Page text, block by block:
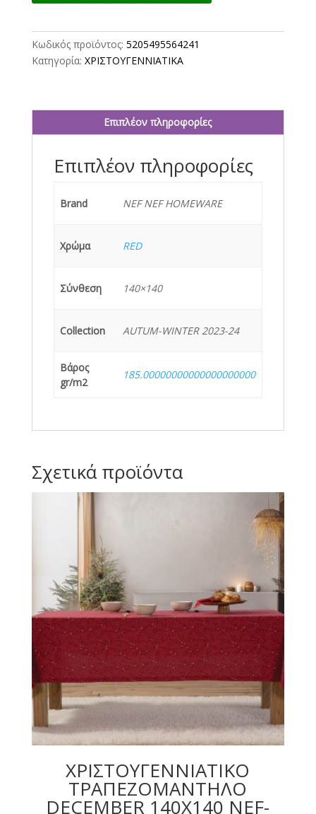
CELEBRATION
ποσότητα
Κωδικός προϊόντος: 5205495564241
Κατηγορία: ΧΡΙΣΤΟΥΓΕΝΝΙΑΤΙΚΑ
Επιπλέον πληροφορίες
Επιπλέον πληροφορίες
Brand NEF NEF HOMEWARE
Χρώμα RED
Σύνθεση 140×140
Collection AUTUM-WINTER 2023-24
Βάρος
gr/m2
185.00000000000000000000
Σχετικά προϊόντα
ΧΡΙΣΤΟΥΓΕΝΝΙΑΤΙΚΟ
ΤΡΑΠΕΖΟΜΑΝΤΗΛΟ
DECEMBER 140X140 NEF-